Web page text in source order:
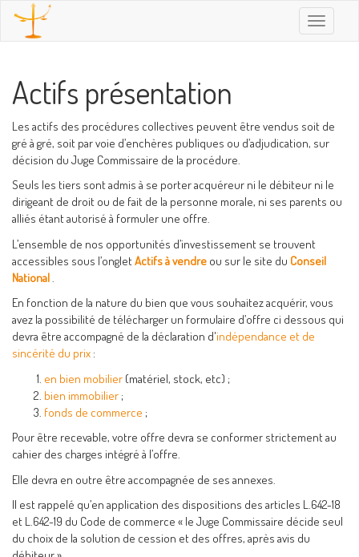
Toggle
Actifs présentation
Les actifs des procédures collectives peuvent être vendus soit de
gré à gré, soit par voie d’enchères publiques ou d’adjudication, sur
décision du Juge Commissaire de la procédure.
Seuls les tiers sont admis à se porter acquéreur ni le débiteur ni le
dirigeant de droit ou de fait de la personne morale, ni ses parents ou
alliés étant autorisé à formuler une offre.
L’ensemble de nos opportunités d’investissement se trouvent
accessibles sous l’ongletActifs à vendre ou sur le site du Conseil
National
En fonction de la nature du bien que vous souhaitez acquérir, vous
avez la possibilité de télécharger un formulaire d’offre ci dessous qui
devra être accompagné de la déclaration d'indépendance et de
sincérité du prix :
en bien mobilier (matériel, stock, etc) ;
bien immobilier ;
fonds de commerce ;
Pour être recevable, votre offre devra se conformer strictement au
cahier des charges intégré à l’offre.
Elle devra en outre être accompagnée de ses annexes.
Il est rappelé qu’en application des dispositions des articles L.642-18
et L.642-19 du Code de commerce « le Juge Commissaire décide seul
du choix de la solution de cession et des offres, après avis du